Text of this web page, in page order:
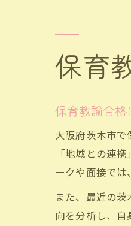
保育
保育教諭合
大阪府茨木市
「地域との連
ークや面接で
また、最近の
向を分析し、